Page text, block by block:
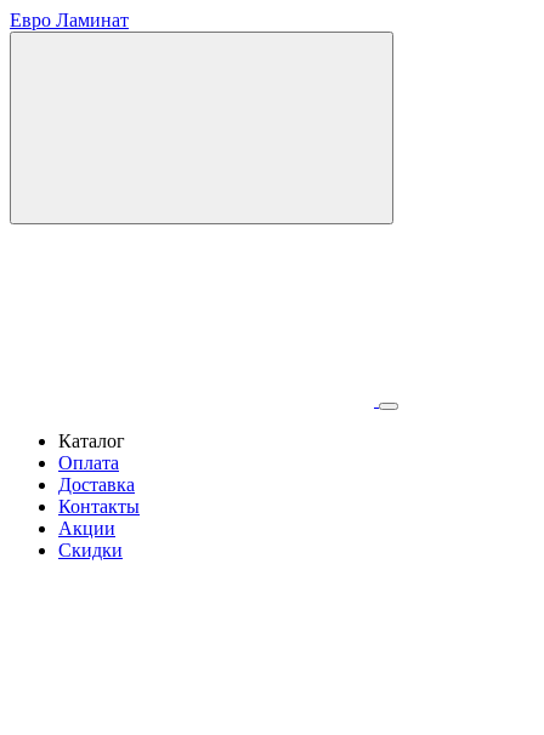
Евро Ламинат
Каталог
Оплата
Доставка
Контакты
Акции
Скидки